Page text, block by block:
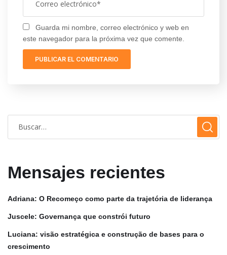
Guarda mi nombre, correo electrónico y web en
este navegador para la próxima vez que comente.
Mensajes recientes
Adriana: O Recomeço como parte da trajetória de liderança
Juscele: Governança que constrói futuro
Luciana: visão estratégica e construção de bases para o
crescimento